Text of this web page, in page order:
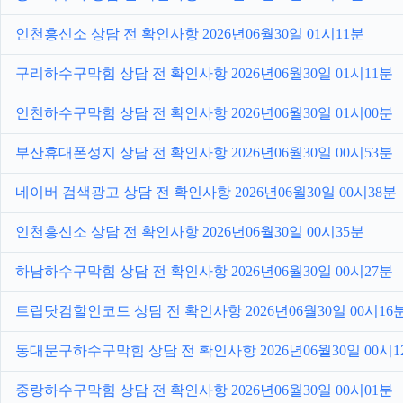
인천흥신소 상담 전 확인사항 2026년06월30일 01시11분
구리하수구막힘 상담 전 확인사항 2026년06월30일 01시11분
인천하수구막힘 상담 전 확인사항 2026년06월30일 01시00분
부산휴대폰성지 상담 전 확인사항 2026년06월30일 00시53분
네이버 검색광고 상담 전 확인사항 2026년06월30일 00시38분
인천흥신소 상담 전 확인사항 2026년06월30일 00시35분
하남하수구막힘 상담 전 확인사항 2026년06월30일 00시27분
트립닷컴할인코드 상담 전 확인사항 2026년06월30일 00시16
동대문구하수구막힘 상담 전 확인사항 2026년06월30일 00시
중랑하수구막힘 상담 전 확인사항 2026년06월30일 00시01분